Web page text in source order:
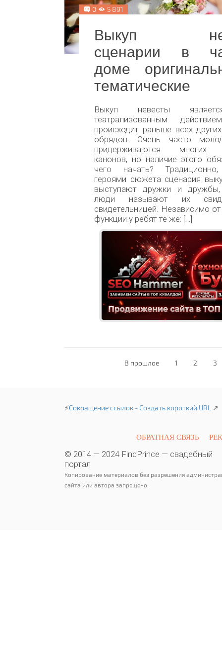
0 5 891
Выкуп
сценарии в
доме
тематические
Выкуп невесты
театрализованным
происходит раньше всех
обрядов. Очень часто
придерживаются многих
канонов, но наличие этого
чего начать?
героями сюжета сценария
выступают дружки и дружбы,
люди называют их
свидетельницей. Независимо
функции у ребят те же: […]
В прошлое 1 2 3
⚡Сокращение ссылок - Создать короткий URL ↗
ОБРАТНАЯ СВЯЗЬ
© 2014 — 2024 FindPrince — свадебный
портал
Копирование материалов без разрешения
сайта или автора запрещено.